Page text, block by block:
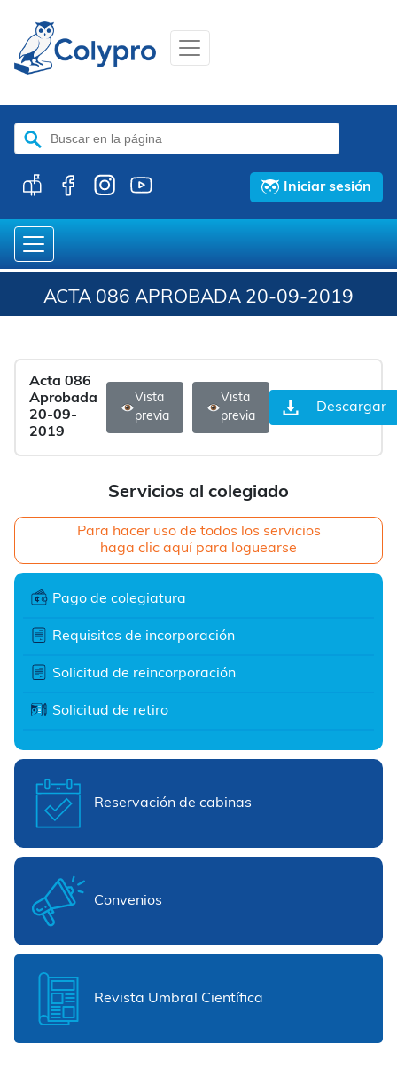
Buscar:
Iniciar sesión
ACTA 086 APROBADA 20-09-2019
Servicios al colegiado
Para hacer uso de todos los servicios
haga clic aquí para loguearse
Pago de colegiatura
Requisitos de incorporación
Solicitud de reincorporación
Solicitud de retiro
Reservación de cabinas
Convenios
Revista Umbral Científica
Acta 086
Aprobada
20-09-
2019
Vista
previa
Vista
previa
Descargar